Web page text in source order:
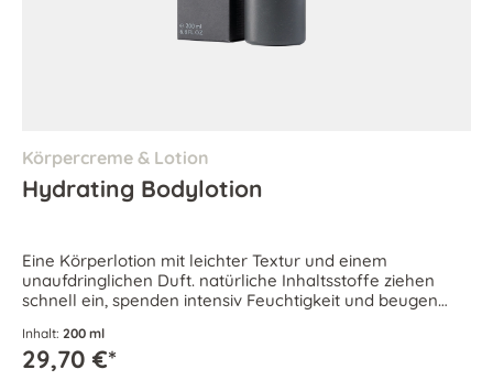
Körpercreme & Lotion
Hydrating Bodylotion
Eine Körperlotion mit leichter Textur und einem
unaufdringlichen Duft. natürliche Inhaltsstoffe ziehen
schnell ein, spenden intensiv Feuchtigkeit und beugen
Inhalt: 200 ml
29,70 €*